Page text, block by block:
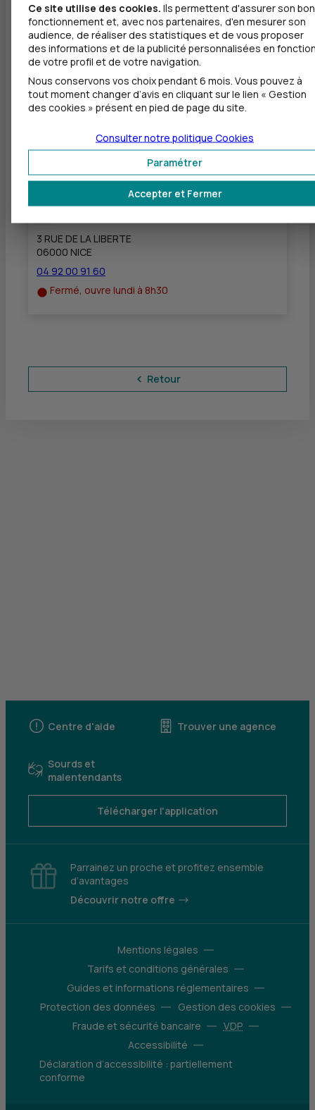
Autres agences les plus proches
CIC NICE LIBERTE
à 1,2 km
3 RUE DE LA LIBERTE
06000 NICE
Fermé, ouvre mardi à 9h00
CIC ALPES-MARITIMES ENTREPRISES
à1,2 km
3 RUE DE LA LIBERTE
06000 NICE
04 92 00 91 60
Fermé, ouvre lundi à 8h30
Retour
Centre d'aide Trouver une agence
Sourds et
malentendants
Télécharger l'application
Parrainez un proche et profitez ensemble
d’avantages
Découvrir notre offre
Mentions légales
Tarifs et conditions générales
Guides et informations réglementaires
Protection des données
Gestion des cookies
Fraude et sécurité bancaire
VDP
Accessibilité
Déclaration d’accessibilité : partiellement
conforme
Ce site utilise des cookies. Ils permettent d'assurer son bon
fonctionnement et, avec nos partenaires, d'en mesurer son
audience, de réaliser des statistiques et de vous proposer
des informations et de la publicité personnalisées en
de votre profil et de votre navigation.
Nous conservons vos choix pendant 6 mois. Vous pouvez à
tout moment changer d’avis en cliquant sur le lien « Gestion
des cookies » présent en pied de page du site.
Accepter et Fermer
Paramétrer
Consulter notre politique Cookies